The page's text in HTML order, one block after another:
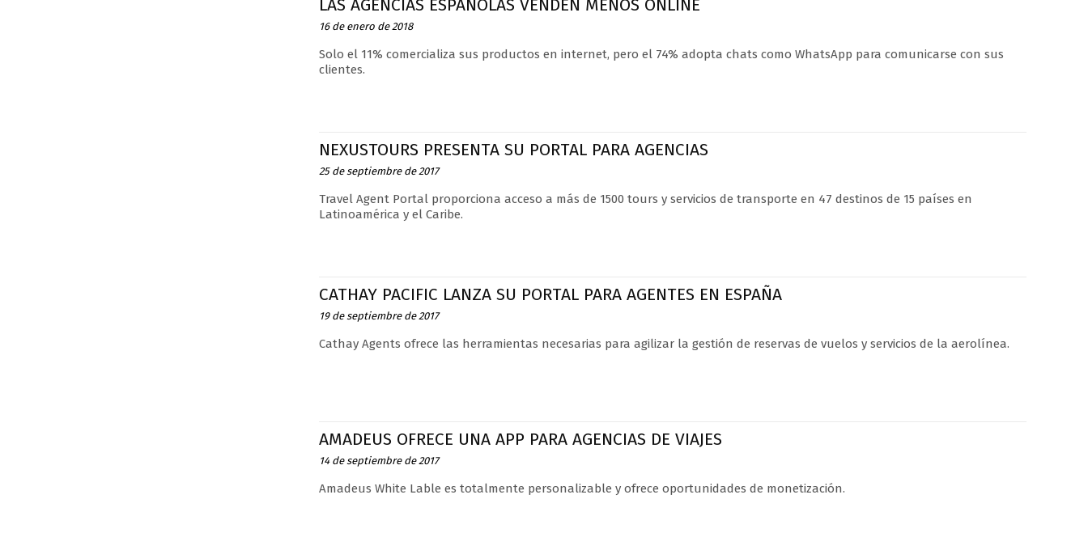
LAS AGENCIAS ESPAÑOLAS VENDEN MENOS ONLINE
16 de enero de 2018
Solo el 11% comercializa sus productos en internet, pero el 74% adopta chats como WhatsApp para comunicarse con sus
clientes.
NEXUSTOURS PRESENTA SU PORTAL PARA AGENCIAS
25 de septiembre de 2017
Travel Agent Portal proporciona acceso a más de 1500 tours y servicios de transporte en 47 destinos de 15 países en
Latinoamérica y el Caribe.
CATHAY PACIFIC LANZA SU PORTAL PARA AGENTES EN ESPAÑA
19 de septiembre de 2017
Cathay Agents ofrece las herramientas necesarias para agilizar la gestión de reservas de vuelos y servicios de la aerolínea.
AMADEUS OFRECE UNA APP PARA AGENCIAS DE VIAJES
14 de septiembre de 2017
Amadeus White Lable es totalmente personalizable y ofrece oportunidades de monetización.